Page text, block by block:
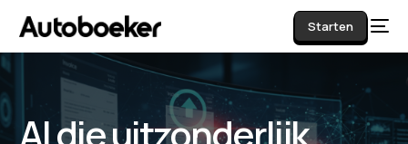
Starten
AI die uitzonderlijk